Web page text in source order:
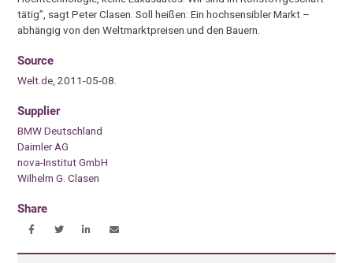
tätig”, sagt Peter Clasen. Soll heißen: Ein hochsensibler Markt –
abhängig von den Weltmarktpreisen und den Bauern.
Source
Welt.de , 2011-05-08.
Supplier
BMW Deutschland
Daimler AG
nova-Institut GmbH
Wilhelm G. Clasen
Share